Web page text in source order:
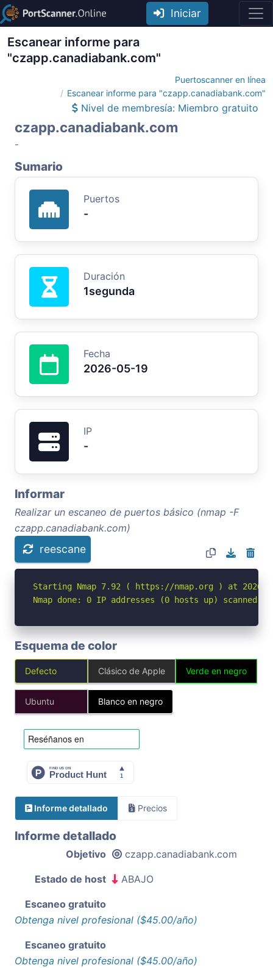
Iniciar
Escanear informe para
"czapp.canadiabank.com"
Puertoscanner en línea
Escanear informe para "czapp.canadiabank.com"
Nivel de membresía: Miembro gratuito
czapp.canadiabank.com
-
Sumario
Puertos
-
Duración
1segunda
Fecha
2026-05-19
IP
-
Informar
Realizar un escaneo de puertos básico (nmap -F
czapp.canadiabank.com)
reescane
Starting Nmap 7.92 ( https://nmap.org ) at 2026-
Nmap done: 0 IP addresses (0 hosts up) scanned
Esquema de color
Defecto Clásico de Apple Verde en negro
Ubuntu Blanco en negro
Informe detallado Precios
Informe detallado
Objetivo czapp.canadiabank.com
Estado de host ABAJO
Escaneo gratuito
Obtenga nivel profesional ($45.00/año)
Escaneo gratuito
Obtenga nivel profesional ($45.00/año)